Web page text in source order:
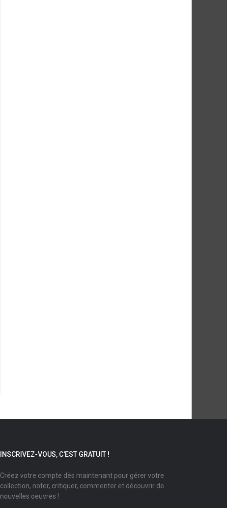
INSCRIVEZ-VOUS, C'EST GRATUIT !
Créez votre compte dès maintenant pour gérer votre
collection, noter, critiquer, commenter et découvrir de
nouvelles oeuvres !